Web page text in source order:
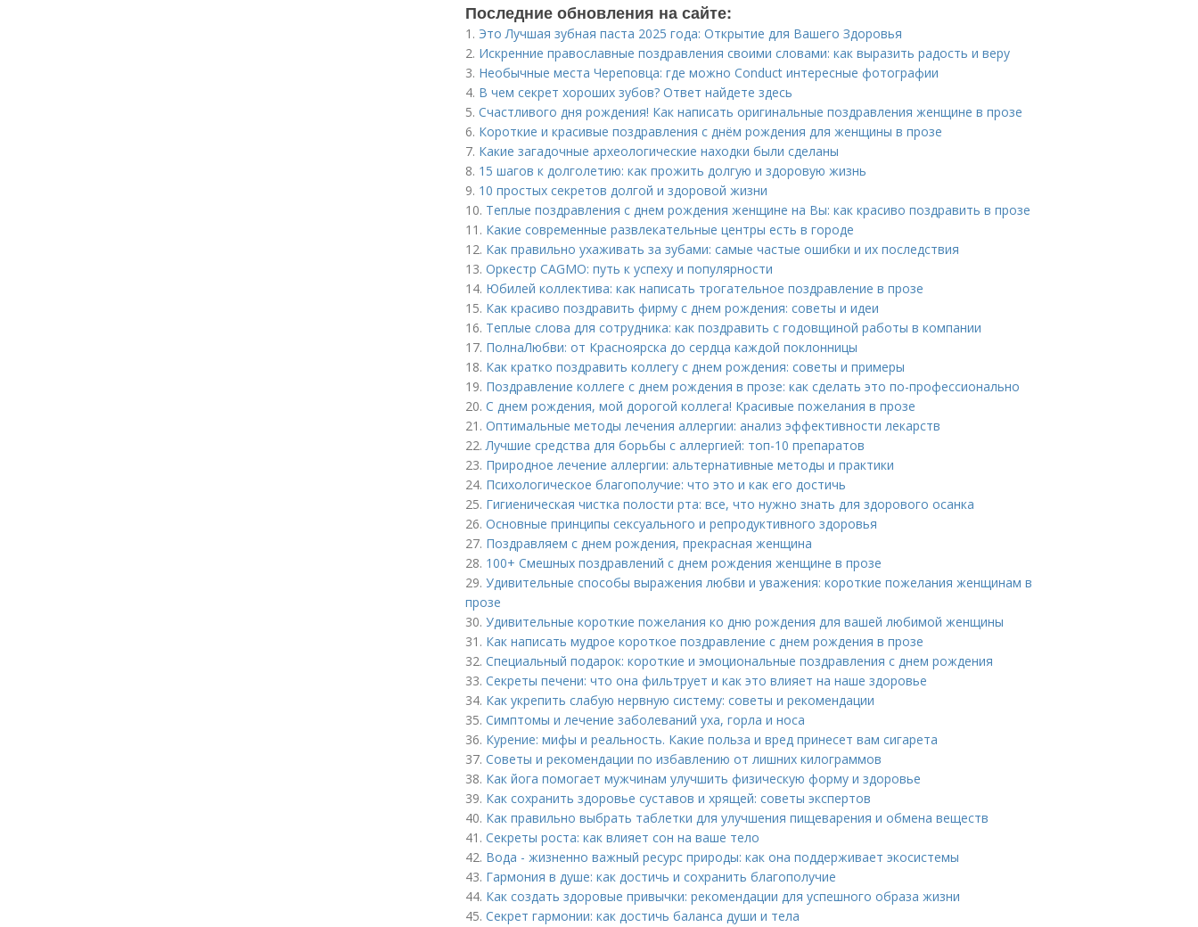
Последние обновления на сайте:
1. Это Лучшая зубная паста 2025 года: Открытие для Вашего Здоровья
2. Искренние православные поздравления своими словами: как выразить радость и веру
3. Необычные места Череповца: где можно Conduct интересные фотографии
4. В чем секрет хороших зубов? Ответ найдете здесь
5. Счастливого дня рождения! Как написать оригинальные поздравления женщине в прозе
6. Короткие и красивые поздравления с днём рождения для женщины в прозе
7. Какие загадочные археологические находки были сделаны
8. 15 шагов к долголетию: как прожить долгую и здоровую жизнь
9. 10 простых секретов долгой и здоровой жизни
10. Теплые поздравления с днем рождения женщине на Вы: как красиво поздравить в прозе
11. Какие современные развлекательные центры есть в городе
12. Как правильно ухаживать за зубами: самые частые ошибки и их последствия
13. Оркестр CAGMO: путь к успеху и популярности
14. Юбилей коллектива: как написать трогательное поздравление в прозе
15. Как красиво поздравить фирму с днем рождения: советы и идеи
16. Теплые слова для сотрудника: как поздравить с годовщиной работы в компании
17. ПолнаЛюбви: от Красноярска до сердца каждой поклонницы
18. Как кратко поздравить коллегу с днем рождения: советы и примеры
19. Поздравление коллеге с днем рождения в прозе: как сделать это по-профессионально
20. С днем рождения, мой дорогой коллега! Красивые пожелания в прозе
21. Оптимальные методы лечения аллергии: анализ эффективности лекарств
22.Лучшие средства для борьбы с аллергией: топ-10 препаратов
23. Природное лечение аллергии: альтернативные методы и практики
24. Психологическое благополучие: что это и как его достичь
25. Гигиеническая чистка полости рта: все, что нужно знать для здорового осанка
26. Основные принципы сексуального и репродуктивного здоровья
27. Поздравляем с днем рождения, прекрасная женщина
28. 100+ Смешных поздравлений с днем рождения женщине в прозе
29. Удивительные способы выражения любви и уважения: короткие пожелания женщинам в
прозе
30. Удивительные короткие пожелания ко дню рождения для вашей любимой женщины
31. Как написать мудрое короткое поздравление с днем рождения в прозе
32. Специальный подарок: короткие и эмоциональные поздравления с днем рождения
33. Секреты печени: что она фильтрует и как это влияет на наше здоровье
34. Как укрепить слабую нервную систему: советы и рекомендации
35. Симптомы и лечение заболеваний уха, горла и носа
36. Курение: мифы и реальность. Какие польза и вред принесет вам сигарета
37. Советы и рекомендации по избавлению от лишних килограммов
38. Как йога помогает мужчинам улучшить физическую форму и здоровье
39. Как сохранить здоровье суставов и хрящей: советы экспертов
40. Как правильно выбрать таблетки для улучшения пищеварения и обмена веществ
41. Секреты роста: как влияет сон на ваше тело
42. Вода - жизненно важный ресурс природы: как она поддерживает экосистемы
43. Гармония в душе: как достичь и сохранить благополучие
44. Как создать здоровые привычки: рекомендации для успешного образа жизни
45. Секрет гармонии: как достичь баланса души и тела